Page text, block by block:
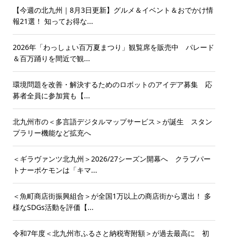
【今週の北九州｜8月3日更新】グルメ＆イベント＆おでかけ情
報21選！ 知ってお得な...
2026年「わっしょい百万夏まつり」観覧席を販売中 パレード
＆百万踊りを間近で観...
環境問題を改善・解決するためのロボットのアイデア募集 応
募者全員に参加賞も【...
北九州市の＜多言語デジタルマップサービス＞が誕生 スタン
プラリー機能など拡充へ
＜ギラヴァンツ北九州＞2026/27シーズン開幕へ クラブパー
トナーポケモンは「キマ...
＜魚町商店街振興組合＞が全国1万以上の商店街から選出！ 多
様なSDGs活動を評価【...
令和7年度＜北九州市ふるさと納税寄附額＞が過去最高に 初